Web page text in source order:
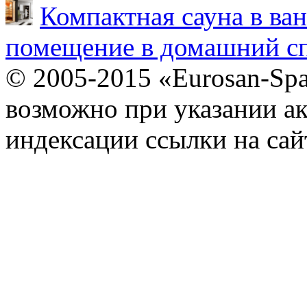
Компактная сауна в
помещение в домашний
© 2005-2015 «Eurosan-
возможно при указании
индексации ссылки на